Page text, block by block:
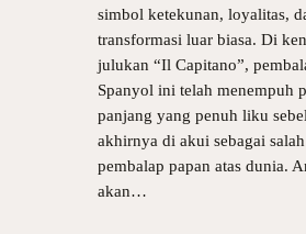
simbol ketekunan, loyalitas,
transformasi luar biasa. Di
julukan “Il Capitano”,
Spanyol ini telah menempuh
panjang yang penuh liku
akhirnya di akui sebagai salah
pembalap papan atas dunia.
akan…